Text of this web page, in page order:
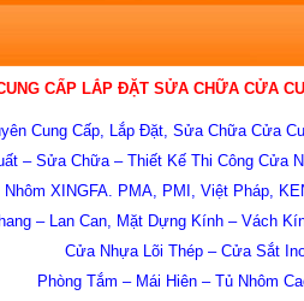
CẤP LẮP ĐẶT SỬA CHỮA CỬA
Cung Cấp, Lắp Đặt, Sửa Chữa Cửa
– Sửa Chữa – Thiết Kế Thi Công Cửa
Nhôm XINGFA. PMA, PMI, Việt Pháp,
– Lan Can, Mặt Dựng Kính – Vách
Cửa Nhựa Lõi Thép – Cửa Sắt
Phòng Tắm – Mái Hiên – Tủ Nhôm